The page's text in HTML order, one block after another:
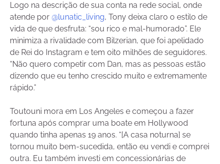
Logo na descrição de sua conta na rede social, onde
atende por @lunatic_living, Tony deixa claro o estilo de
vida de que desfruta: “sou rico e mal-humorado”. Ele
minimiza a rivalidade com Bilzerian, que foi apelidado
de Rei do Instagram e tem oito milhões de seguidores.
“Não quero competir com Dan, mas as pessoas estão
dizendo que eu tenho crescido muito e extremamente
rápido.”
Toutouni mora em Los Angeles e começou a fazer
fortuna após comprar uma boate em Hollywood
quando tinha apenas 19 anos. “[A casa noturna] se
tornou muito bem-sucedida, então eu vendi e comprei
outra. Eu também investi em concessionárias de